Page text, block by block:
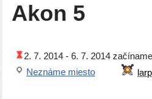
Akon 5
2. 7. 2014 -6. 7. 2014
Neznáme mies­to